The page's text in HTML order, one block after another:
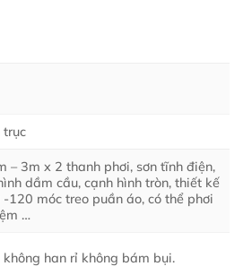
trục
– 3m x 2 thanh phơi, sơn tĩnh điện,
dầm cầu, cạnh hình tròn, thiết kế
120 móc treo puần áo, có thể phơi
…
han rỉ không bám bụi.